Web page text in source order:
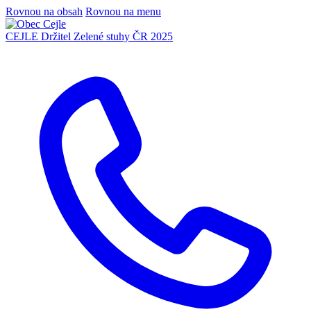
Rovnou na obsah Rovnou na menu
CEJLE Držitel Zelené stuhy ČR 2025